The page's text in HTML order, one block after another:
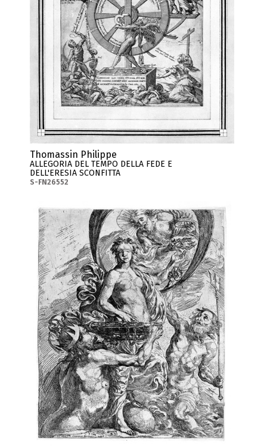
Thomassin Philippe
ALLEGORIA DEL TEMPO DELLA FEDE E
DELL'ERESIA SCONFITTA
S-FN26552